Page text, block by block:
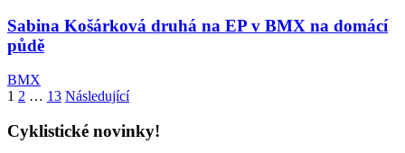
Sabina Košárková druhá na EP v BMX na domácí
půdě
BMX
Stránkování
příspěvků
1 2 … 13 Následující
Cyklistické novinky!